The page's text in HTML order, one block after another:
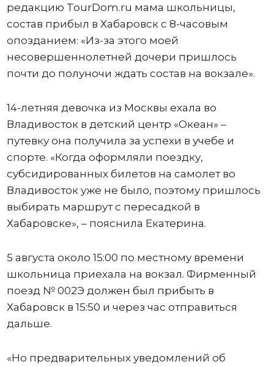
редакцию TourDom.ru мама школьницы,
состав прибыл в Хабаровск с 8-часовым
опозданием: «Из-за этого моей
несовершеннолетней дочери пришлось
почти до полуночи ждать состав на вокзале».
14-летняя девочка из Москвы ехала во
Владивосток в детский центр «Океан» –
путевку она получила за успехи в учебе и
спорте. «Когда оформляли поездку,
субсидированных билетов на самолет во
Владивосток уже не было, поэтому пришлось
выбирать маршрут с пересадкой в
Хабаровске», – пояснила Екатерина.
5 августа около 15:00 по местному времени
школьница приехала на вокзал. Фирменный
поезд № 002Э должен был прибыть в
Хабаровск в 15:50 и через час отправиться
дальше.
«Но предварительных уведомлений об